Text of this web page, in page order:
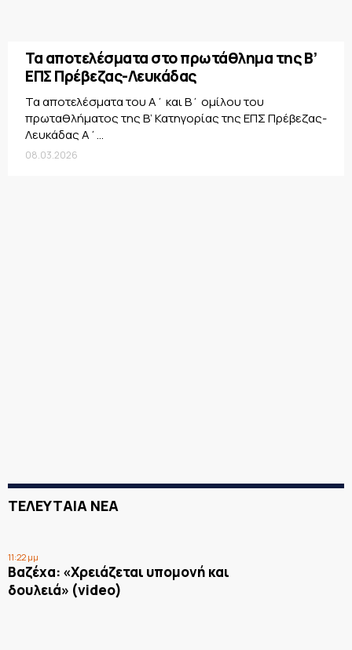
Τα αποτελέσματα στο πρωτάθλημα της Β’
ΕΠΣ Πρέβεζας-Λευκάδας
Τα αποτελέσματα του Α΄ και Β΄ ομίλου του
πρωταθλήματος της Β’ Κατηγορίας της ΕΠΣ Πρέβεζας-
Λευκάδας Α΄...
08.03.2026
ΤΕΛΕΥΤΑΙΑ ΝΕΑ
11:22 μμ
Βαζέχα: «Χρειάζεται υπομονή και
δουλειά» (video)